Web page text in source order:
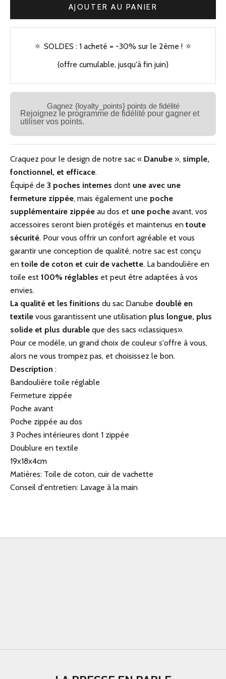
AJOUTER AU PANIER
🔅 SOLDES : 1 acheté = -30% sur le 2ème ! 🔅
(offre cumulable, jusqu'à fin juin)
Gagnez {loyalty_points} points de fidélité
Rejoignez le programme de fidélité pour gagner et
utiliser vos points.
Craquez pour le design de notre sac « Danube », simple,
fonctionnel, et efficace.
Équipé de 3 poches internes dont une avec une
fermeture zippée, mais également une poche
supplémentaire zippée au dos et une poche avant, vos
accessoires seront bien protégés et maintenus en toute
sécurité. Pour vous offrir un confort agréable et vous
garantir une conception de qualité, notre sac est conçu
en toile de coton et cuir de vachette. La bandoulière en
toile est 100% réglables et peut être adaptées à vos
envies.
La qualité et les finitions du sac Danube doublé en
textile vous garantissent une utilisation plus longue, plus
solide et plus durable que des sacs «classiques».
Pour ce modèle, un grand choix de couleur s'offre à vous,
alors ne vous trompez pas, et choisissez le bon.
Description :
Bandoulière toile réglable
Fermeture zippée
Poche avant
Poche zippée au dos
3 Poches intérieures dont 1 zippée
Doublure en textile
19x18x4cm
Matières: Toile de coton, cuir de vachette
Conseil d'entretien: Lavage à la main